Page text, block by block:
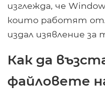
изглежда, че
които работят
издал изявление за
Как да
файловете